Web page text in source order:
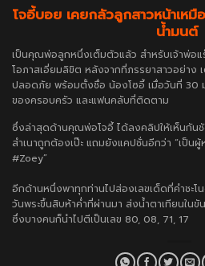
โจอี้บอย เคยกลัวลูกสาวหน้าเห
น้ำมนต์
เป็นคุณพ่อลูกหนึ่งเต็มตัวแล้ว สำหรับเจ้าพ่อ
โอภาสเอี่ยมลิขิต หลังจากที่ภรรยาสาวอย่าง
ปลอดภัย พร้อมตั้งชื่อ น้องโซอี้ เมื่อวันที่ 30
ของครอบครัว และแฟนคลับที่ติดตาม
ซึ่งล่าสุดด้านคุณพ่อโจอี้ ได้ลงคลิปให้เห็นกัน
สำเนาถูกต้องเป๊ะ แถมยังแคปชั่นอีกว่า “เป็น
#Zoey”
อีกด้านหนึ่งพาทุกท่านไปส่องเลขเด็ดที่คำชะโ
วันพระขึ้นสิบห้าค่ำที่ผ่านมา ส่งน้ำตาเทียนในขั
ซึ่งบางคนก็นำไปตีเป็นเลข 80, 08, 71, 17